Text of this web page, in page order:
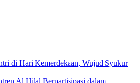
di Hari Kemerdekaan, Wujud Syukur
Al Hilal Berpartisipasi dalam